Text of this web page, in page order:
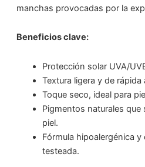
manchas provocadas por la
Beneficios clave:
Protección solar UVA/
Textura ligera y de rápida
Toque seco, ideal para
Pigmentos naturales
piel.
Fórmula hipoalergénica
testeada.